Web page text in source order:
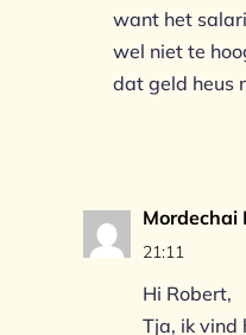
want het
wel niet te
dat geld heus
Mordechai
21:11
Hi Robert,
Tja, ik vind